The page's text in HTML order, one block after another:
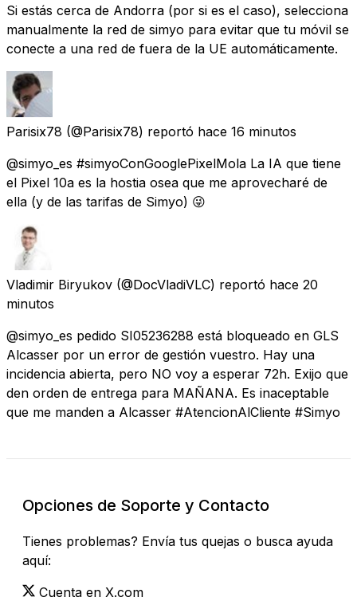
Si estás cerca de Andorra (por si es el caso), selecciona
manualmente la red de simyo para evitar que tu móvil se
conecte a una red de fuera de la UE automáticamente.
Parisix78 (@Parisix78) reportó hace 16 minutos
@simyo_es #simyoConGooglePixelMola La IA que tiene
el Pixel 10a es la hostia osea que me aprovecharé de
ella (y de las tarifas de Simyo) 😜
Vladimir Biryukov (@DocVladiVLC) reportó hace 20
minutos
@simyo_es pedido SI05236288 está bloqueado en GLS
Alcasser por un error de gestión vuestro. Hay una
incidencia abierta, pero NO voy a esperar 72h. Exijo que
den orden de entrega para MAÑANA. Es inaceptable
que me manden a Alcasser #AtencionAlCliente #Simyo
Opciones de Soporte y Contacto
Tienes problemas? Envía tus quejas o busca ayuda
aquí:
Cuenta en X.com